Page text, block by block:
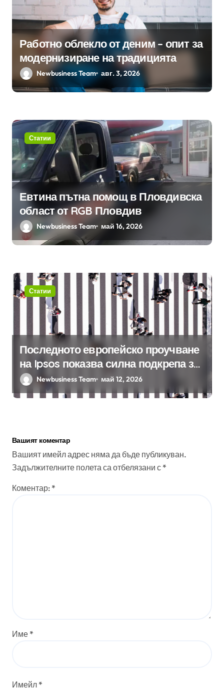
Работно облекло от деним – опит за
модернизиране на традицията
Newbusiness Team авг. 3, 2026
Статии
Евтина пътна помощ в Пловдивска
област от RGB Пловдив
Newbusiness Team май 16, 2026
Статии
Последното европейско проучване
на Ipsos показва силна подкрепа за
гъвкавата заетост и местния
бизнес в България
Newbusiness Team май 12, 2026
Вашият коментар
Вашият имейл адрес няма да бъде публикуван.
Задължителните полета са отбелязани с *
Коментар: *
Име *
Имейл *